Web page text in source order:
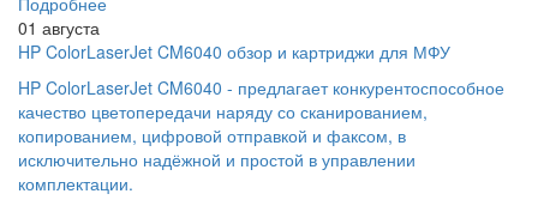
01 августа
HP ColorLaserJet CM6040 обзор и картриджи для МФУ
HP ColorLaserJet CM6040 - предлагает конкурентоспособное
качество цветопередачи наряду со сканированием,
копированием, цифровой отправкой и факсом, в
исключительно надёжной и простой в управлении
комплектации.